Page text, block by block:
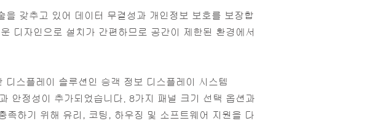
갖추고 있어 데이터 무결성과 개인정보 보호를 보장합
디자인으로 설치가 간편하므로 공간이 제한된 환경에서
디스플레이 솔루션인 승객 정보 디스플레이 시스템
안정성이 추가되었습니다. 8가지 패널 크기 선택 옵션과
족하기 위해 유리, 코팅, 하우징 및 소프트웨어 지원을 다